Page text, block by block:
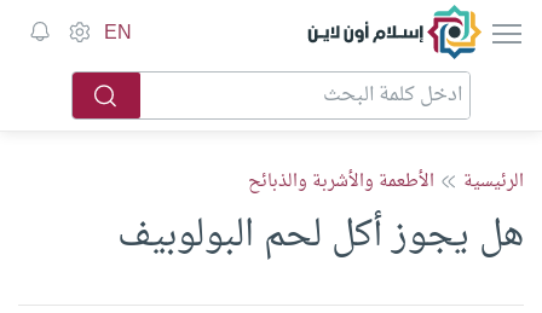
إسلام أون لاين EN
الرئيسية الأطعمة والأشربة والذبائح
هل يجوز أكل لحم البولوبيف